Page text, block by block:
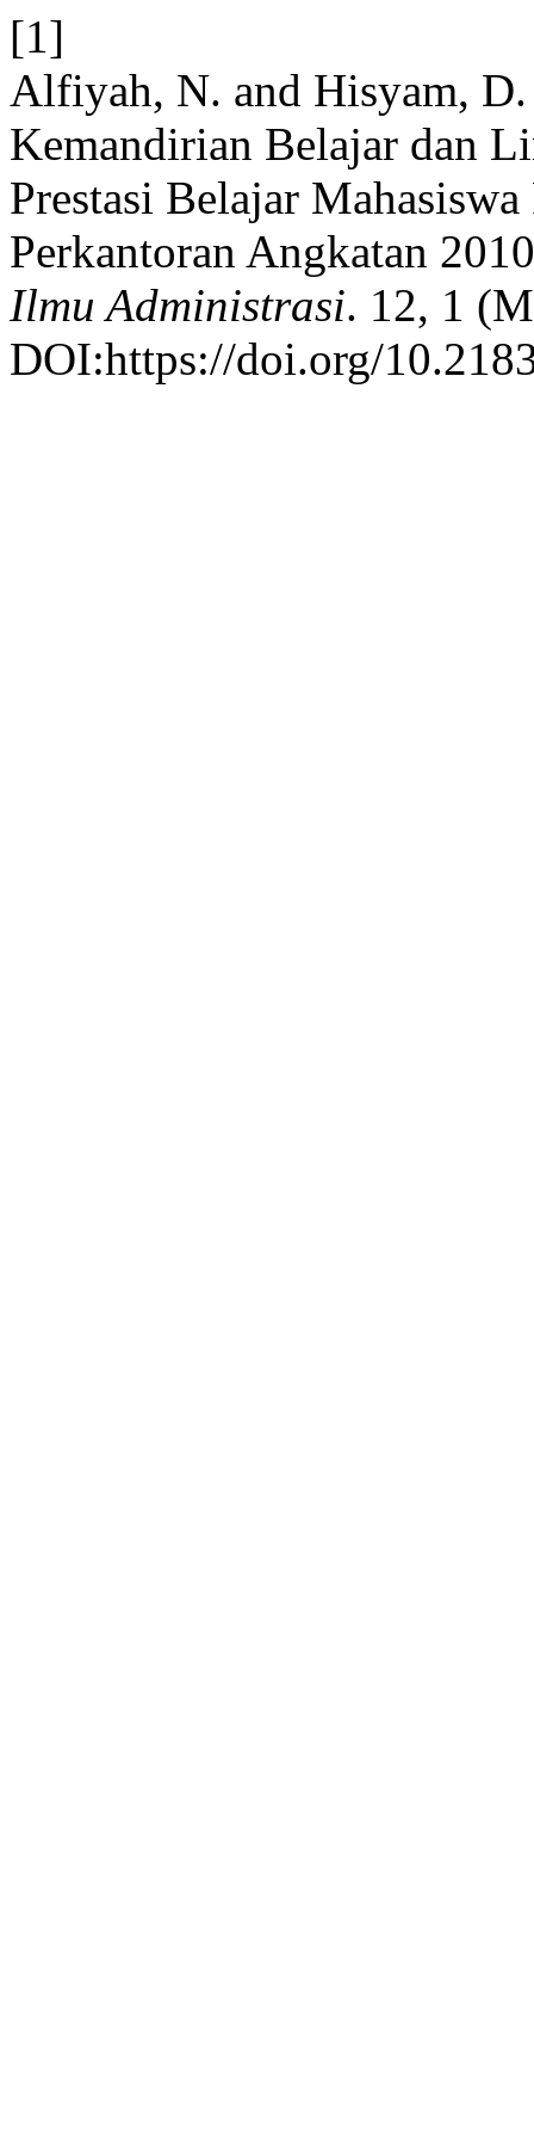
[1]
Alfiyah, N. and Hisyam,
Kemandirian Belajar dan
Prestasi Belajar
Perkantoran Angkatan
Ilmu Administrasi. 12, 1
DOI:https://doi.org/